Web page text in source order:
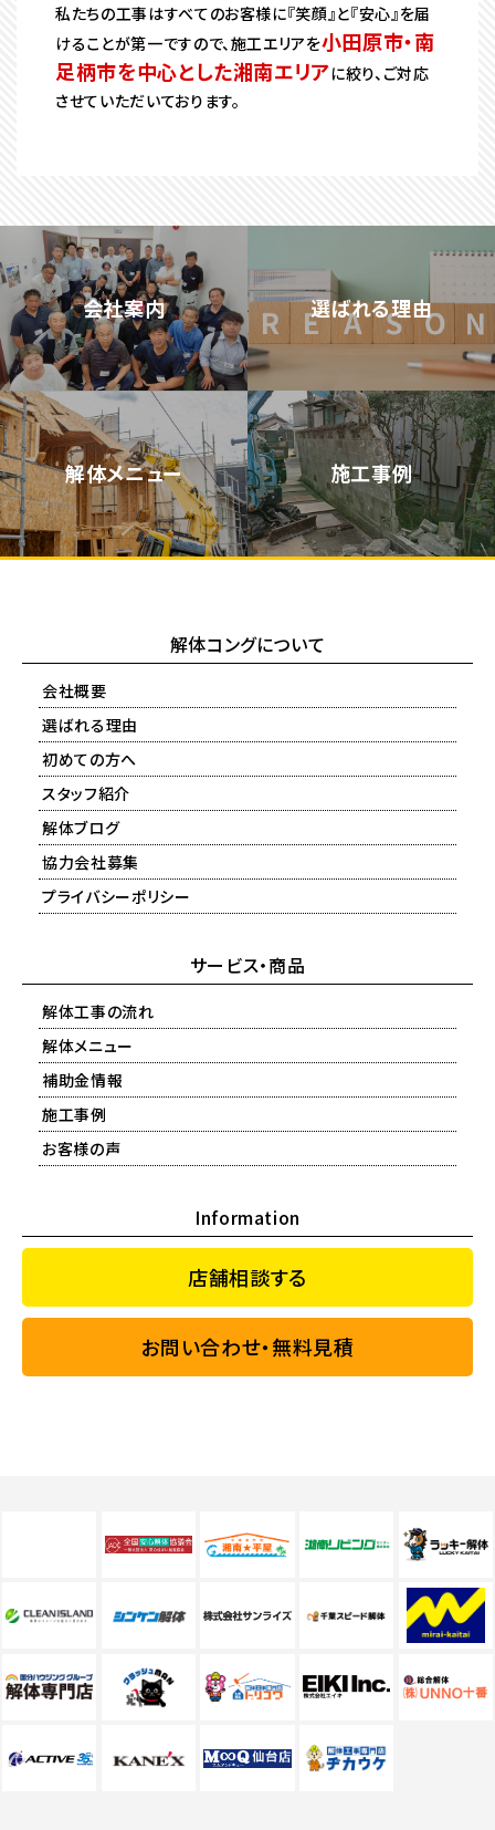
私たちの工事はすべてのお客様に『笑顔』と『安心』を届
けることが第一ですので、施工エリアを小田原市・南
足柄市を中心とした湘南エリアに絞り、ご対応
させていただいております。
会社案内 選ばれる理由
解体メニュー 施工事例
解体コングについて
会社概要
選ばれる理由
初めての方へ
スタッフ紹介
解体ブログ
協力会社募集
プライバシーポリシー
サービス・商品
解体工事の流れ
解体メニュー
補助金情報
施工事例
お客様の声
Information
店舗相談する
お問い合わせ・無料見積